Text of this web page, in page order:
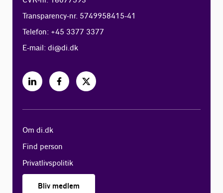
Transparency-nr. 5749958415-41
Telefon: +45 3377 3377
E-mail:di@di.dk
Om di.dk
Find person
Privatlivspolitik
Bliv medlem